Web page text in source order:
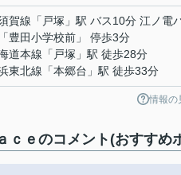
賀線 「 戸塚 」駅 バス10分 江ノ電
豊田小学校前」 停歩3分
道本線 「 戸塚 」駅 徒歩28分
東北線 「本郷台 」駅 徒歩33分
情報の
ｅのコメント(おすすめ